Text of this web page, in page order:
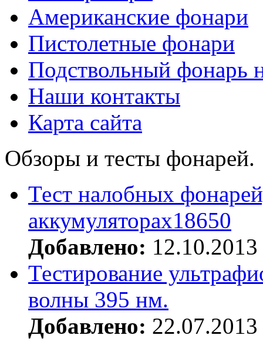
Американские фонари
Пистолетные фонари
Подствольный фонарь
Наши контакты
Карта сайта
Обзоры и тесты фонарей.
Тест налобных
аккумуляторах18650
Добавлено: 12.10.2013
Тестирование
волны 395 нм.
Добавлено: 22.07.2013